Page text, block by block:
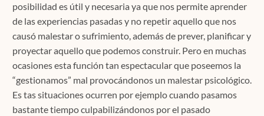
posibilidad es útil y necesaria ya que nos permite aprender
de las experiencias pasadas y no repetir aquello que nos
causó malestar o sufrimiento, además de prever, planificar y
proyectar aquello que podemos construir. Pero en muchas
ocasiones esta función tan espectacular que poseemos la
“gestionamos” mal provocándonos un malestar psicológico.
Es tas situaciones ocurren por ejemplo cuando pasamos
bastante tiempo culpabilizándonos por el pasado